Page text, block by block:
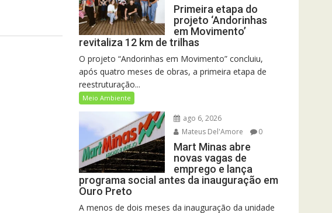
Primeira etapa do
projeto ‘Andorinhas
em Movimento’
revitaliza 12 km de trilhas
O projeto “Andorinhas em Movimento” concluiu,
após quatro meses de obras, a primeira etapa de
reestruturação...
Meio Ambiente
ago 6, 2026
Mateus Del'Amore
0
Mart Minas abre
novas vagas de
emprego e lança
programa social antes da inauguração em
Ouro Preto
A menos de dois meses da inauguração da unidade